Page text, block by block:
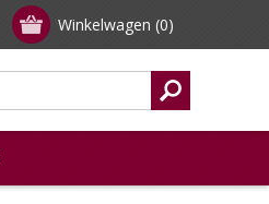
Winkelwagen (0)